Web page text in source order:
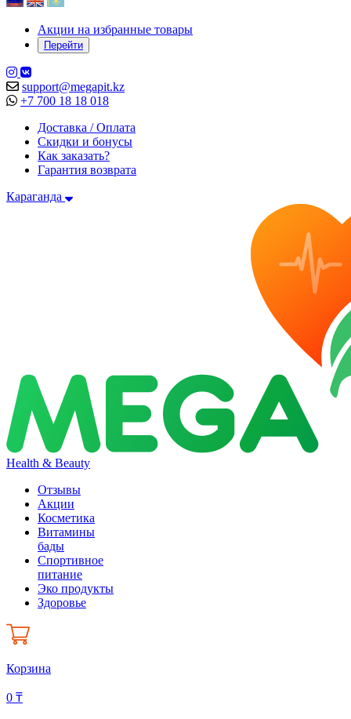
Акции на избранные товары
Перейти
support@megapit.kz
+7 700 18 18 018
Доставка / Оплата
Скидки и бонусы
Как заказать?
Гарантия возврата
Караганда
Health & Beauty
Отзывы
Акции
Косметика
Витамины
бады
Спортивное
питание
Эко продукты
Здоровье
Корзина
0 ₸